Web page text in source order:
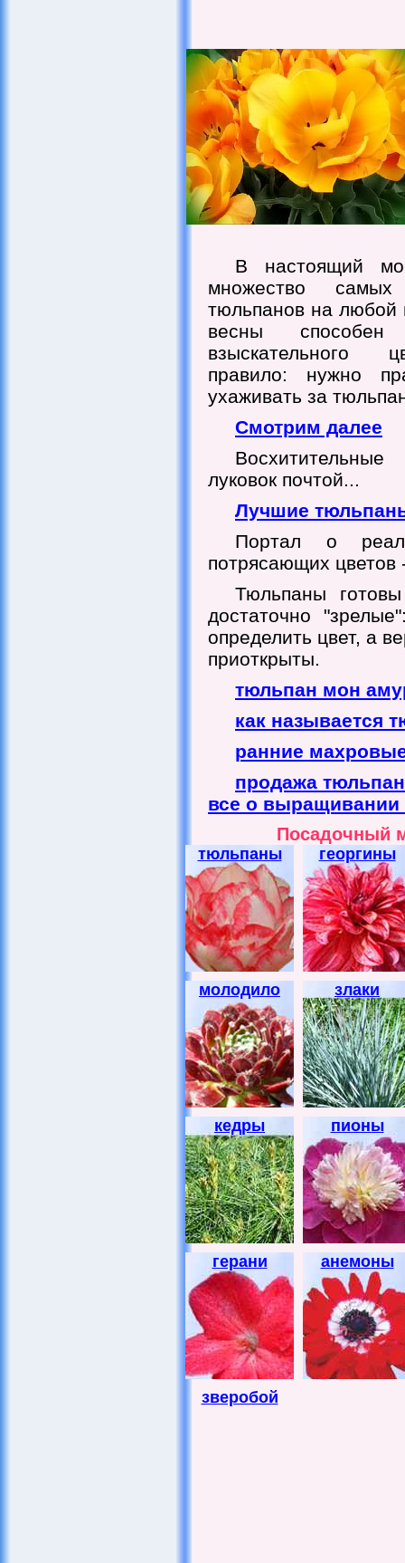
В настоящий
множество самых
тюльпанов на любой
весны способен
взыскательного
правило: нужно
ухаживать за
Смотрим далее
луковок почтой...
Лучшие
Портал о
потрясающих цветов
Тюльпаны
достаточно
определить цвет, а
приоткрыты.
тюльпан мон
как называется
ранние
продажа
все о выращивании
Посадочный
тюльпаны георгины
молодило злаки
кедры пионы
герани анемоны
зверобой